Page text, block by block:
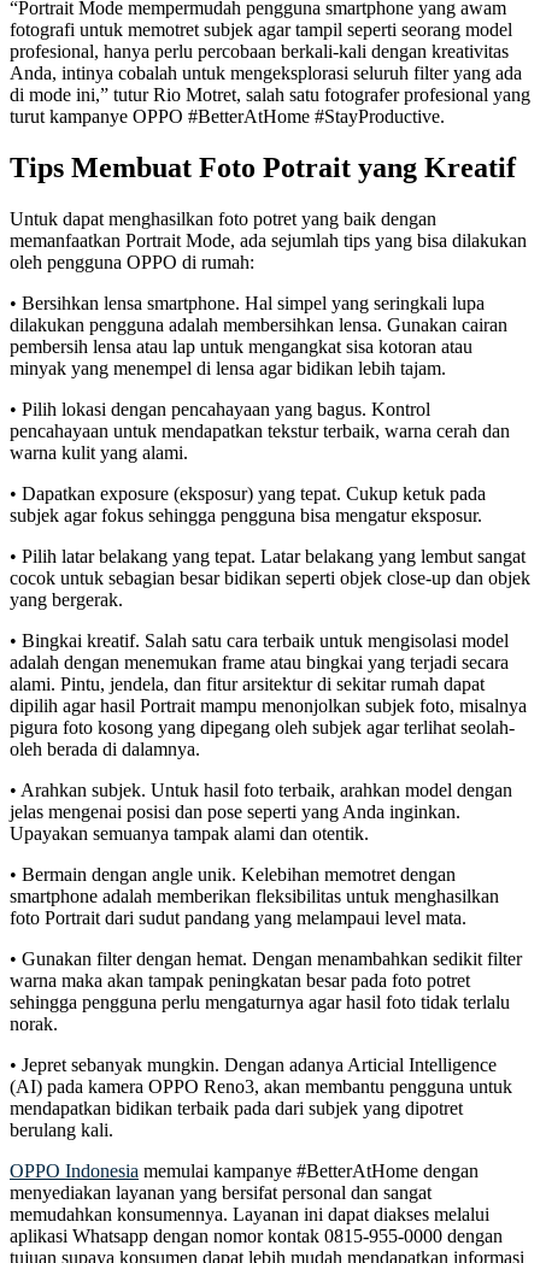
“Portrait Mode mempermudah pengguna smartphone yang awam
fotografi untuk memotret subjek agar tampil seperti seorang model
profesional, hanya perlu percobaan berkali-kali dengan kreativitas
Anda, intinya cobalah untuk mengeksplorasi seluruh filter yang ada
di mode ini,” tutur Rio Motret, salah satu fotografer profesional yang
turut kampanye OPPO #BetterAtHome #StayProductive.
Tips Membuat Foto Potrait yang Kreatif
Untuk dapat menghasilkan foto potret yang baik dengan
memanfaatkan Portrait Mode, ada sejumlah tips yang bisa dilakukan
oleh pengguna OPPO di rumah:
• Bersihkan lensa smartphone. Hal simpel yang seringkali lupa
dilakukan pengguna adalah membersihkan lensa. Gunakan cairan
pembersih lensa atau lap untuk mengangkat sisa kotoran atau
minyak yang menempel di lensa agar bidikan lebih tajam.
• Pilih lokasi dengan pencahayaan yang bagus. Kontrol
pencahayaan untuk mendapatkan tekstur terbaik, warna cerah dan
warna kulit yang alami.
• Dapatkan exposure (eksposur) yang tepat. Cukup ketuk pada
subjek agar fokus sehingga pengguna bisa mengatur eksposur.
• Pilih latar belakang yang tepat. Latar belakang yang lembut sangat
cocok untuk sebagian besar bidikan seperti objek close-up dan objek
yang bergerak.
• Bingkai kreatif. Salah satu cara terbaik untuk mengisolasi model
adalah dengan menemukan frame atau bingkai yang terjadi secara
alami. Pintu, jendela, dan fitur arsitektur di sekitar rumah dapat
dipilih agar hasil Portrait mampu menonjolkan subjek foto, misalnya
pigura foto kosong yang dipegang oleh subjek agar terlihat seolah-
oleh berada di dalamnya.
• Arahkan subjek. Untuk hasil foto terbaik, arahkan model dengan
jelas mengenai posisi dan pose seperti yang Anda inginkan.
Upayakan semuanya tampak alami dan otentik.
• Bermain dengan angle unik. Kelebihan memotret dengan
smartphone adalah memberikan fleksibilitas untuk menghasilkan
foto Portrait dari sudut pandang yang melampaui level mata.
• Gunakan filter dengan hemat. Dengan menambahkan sedikit filter
warna maka akan tampak peningkatan besar pada foto potret
sehingga pengguna perlu mengaturnya agar hasil foto tidak terlalu
norak.
• Jepret sebanyak mungkin. Dengan adanya Articial Intelligence
(AI) pada kamera OPPO Reno3, akan membantu pengguna untuk
mendapatkan bidikan terbaik pada dari subjek yang dipotret
berulang kali.
OPPO Indonesia memulai kampanye #BetterAtHome dengan
menyediakan layanan yang bersifat personal dan sangat
memudahkan konsumennya. Layanan ini dapat diakses melalui
aplikasi Whatsapp dengan nomor kontak 0815-955-0000 dengan
tujuan supaya konsumen dapat lebih mudah mendapatkan informasi